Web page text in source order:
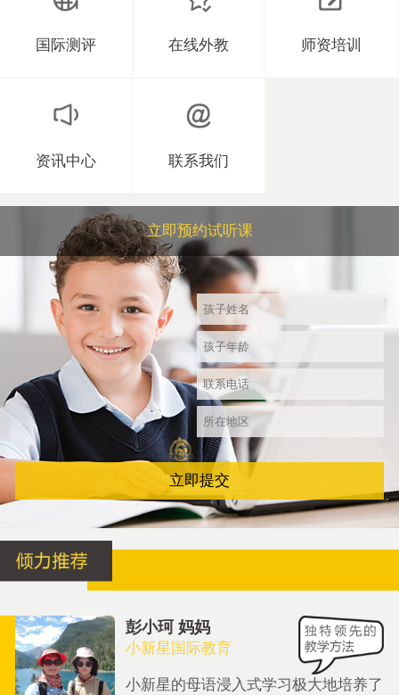
国际测评 在线外教 师资培训
资讯中心 联系我们
立即预约试听课
立即提交
彭小珂 妈妈
小新星国际教育
小新星的母语浸入式学习极大地培养了